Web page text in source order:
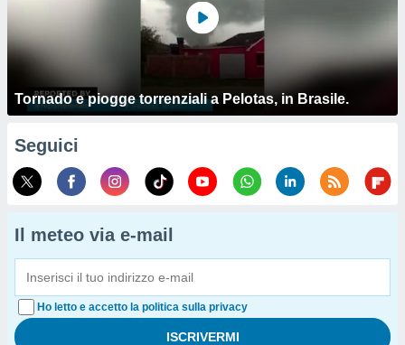
Tornado e piogge torrenziali a Pelotas, in Brasile.
Seguici
Il meteo via e-mail
Ho letto e accetto la politica sulla privacy